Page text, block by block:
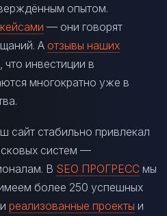
опытом.
кейсами — они говорят
А отзывы наших
инвестиции в
многократно уже в
сайт стабильно привлекал
систем —
В SEO ПРОГРЕСС мы
более 250 успешных
реализованные проекты и